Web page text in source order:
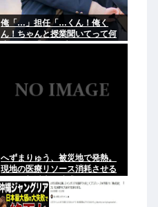
俺「…」担任「…くん！俺く
ん！ちゃんと授業聞いてって何
度m」俺「(───来るッ！)」
へずまりゅう、被災地で発熱。
現地の医療リソース消耗させる
とか予想以上に迷惑だったな